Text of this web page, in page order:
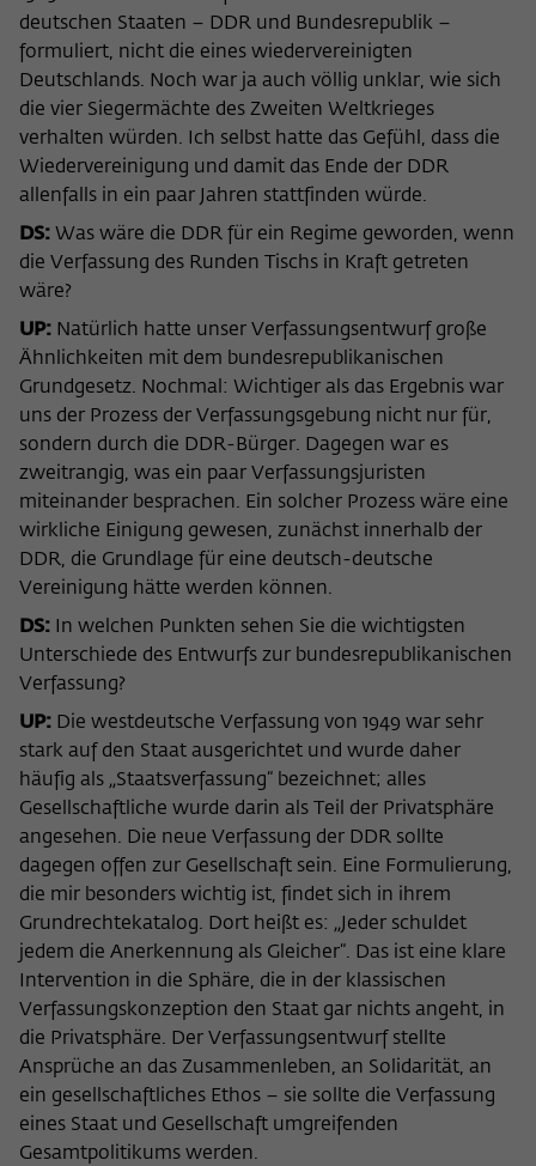
deutschen Staaten – DDR und Bundesrepublik –
formuliert, nicht die eines wiedervereinigten
Deutschlands. Noch war ja auch völlig unklar, wie sich
die vier Siegermächte des Zweiten Weltkrieges
verhalten würden. Ich selbst hatte das Gefühl, dass die
Wiedervereinigung und damit das Ende der DDR
allenfalls in ein paar Jahren stattfinden würde.
DS: Was wäre die DDR für ein Regime geworden, wenn
die Verfassung des Runden Tischs in Kraft getreten
wäre?
UP: Natürlich hatte unser Verfassungsentwurf große
Ähnlichkeiten mit dem bundesrepublikanischen
Grundgesetz. Nochmal: Wichtiger als das Ergebnis war
uns der Prozess der Verfassungsgebung nicht nur für,
sondern durch die DDR-Bürger. Dagegen war es
zweitrangig, was ein paar Verfassungsjuristen
miteinander besprachen. Ein solcher Prozess wäre eine
wirkliche Einigung gewesen, zunächst innerhalb der
DDR, die Grundlage für eine deutsch-deutsche
Vereinigung hätte werden können.
DS:
In welchen Punkten sehen Sie die wichtigsten
Unterschiede des Entwurfs zur bundesrepublikanischen
Verfassung?
UP: Die westdeutsche Verfassung von 1949 war sehr
stark auf den Staat ausgerichtet und wurde daher
häufig als „Staatsverfassung“ bezeichnet; alles
Gesellschaftliche wurde darin als Teil der Privatsphäre
angesehen. Die neue Verfassung der DDR sollte
dagegen offen zur Gesellschaft sein. Eine Formulierung,
die mir besonders wichtig ist, findet sich in ihrem
Grundrechtekatalog. Dort heißt es: „Jeder schuldet
jedem die Anerkennung als Gleicher“. Das ist eine klare
Intervention in die Sphäre, die in der klassischen
Verfassungskonzeption den Staat gar nichts angeht, in
die Privatsphäre. Der Verfassungsentwurf stellte
Ansprüche an das Zusammenleben, an Solidarität, an
ein gesellschaftliches Ethos – sie sollte die Verfassung
eines Staat und Gesellschaft umgreifenden
Gesamtpolitikums werden.